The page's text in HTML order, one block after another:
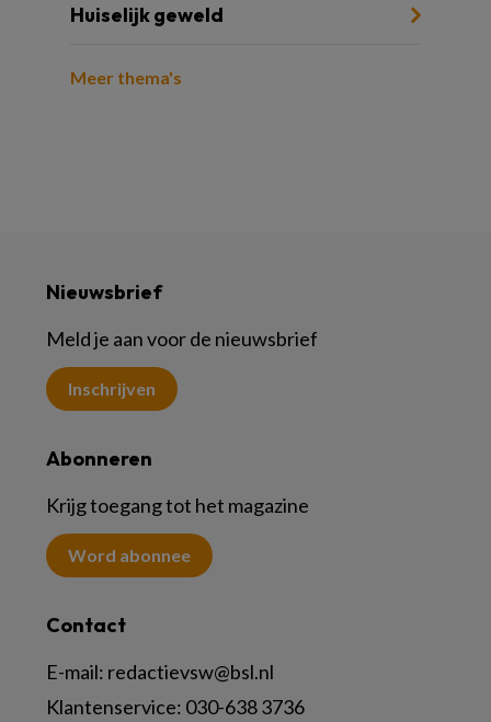
Huiselijk geweld
Meer thema's
Nieuwsbrief
Meld je aan voor de nieuwsbrief
Inschrijven
Abonneren
Krijg toegang tot het magazine
Word abonnee
Contact
E-mail: redactievsw@bsl.nl
Klantenservice: 030-638 3736